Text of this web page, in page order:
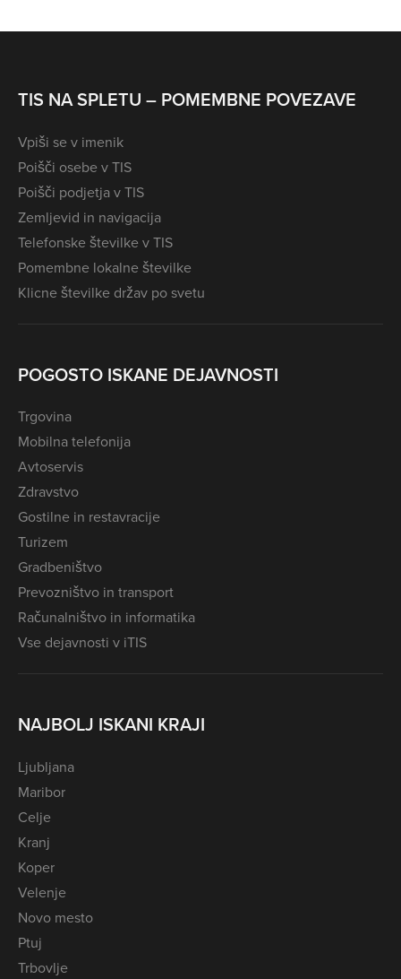
TIS NA SPLETU – POMEMBNE POVEZAVE
Vpiši se v imenik
Poišči osebe v TIS
Poišči podjetja v TIS
Zemljevid in navigacija
Telefonske številke v TIS
Pomembne lokalne številke
Klicne številke držav po svetu
POGOSTO ISKANE DEJAVNOSTI
Trgovina
Mobilna telefonija
Avtoservis
Zdravstvo
Gostilne in restavracije
Turizem
Gradbeništvo
Prevozništvo in transport
Računalništvo in informatika
Vse dejavnosti v iTIS
NAJBOLJ ISKANI KRAJI
Ljubljana
Maribor
Celje
Kranj
Koper
Velenje
Novo mesto
Ptuj
Trbovlje